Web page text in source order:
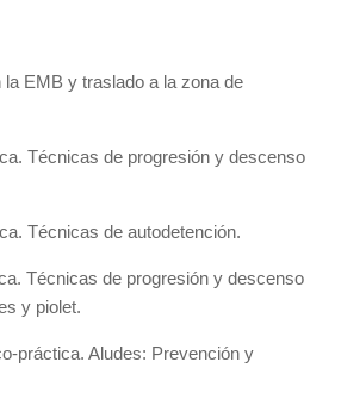
EMB y traslado a la zona de
Técnicas de progresión y descenso
Técnicas de autodetención.
Técnicas de progresión y descenso
y piolet.
práctica. Aludes: Prevención y